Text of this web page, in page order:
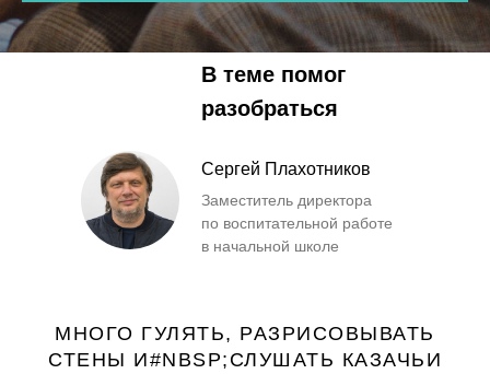
В теме помог
разобраться
Сергей Плахотников
Заместитель директора
по воспитательной работе
в начальной школе
МНОГО ГУЛЯТЬ, РАЗРИСОВЫВАТЬ
СТЕНЫ И#NBSP;СЛУШАТЬ КАЗАЧЬИ